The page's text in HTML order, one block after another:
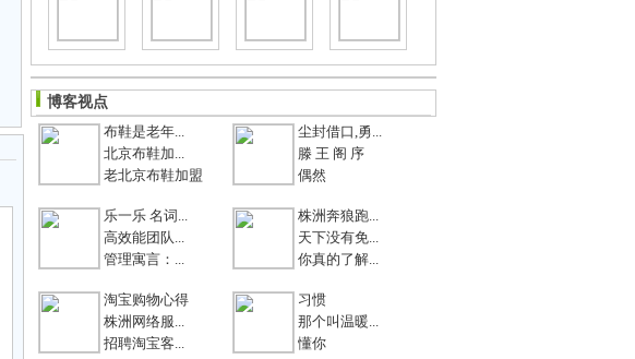
博客视点
布鞋是老年...
北京布鞋加...
老北京布鞋加盟
尘封借口,勇...
滕 王 阁 序
偶然
乐一乐 名词...
高效能团队...
管理寓言：...
株洲奔狼跑...
天下没有免...
你真的了解...
淘宝购物心得
株洲网络服...
招聘淘宝客...
习惯
那个叫温暖...
懂你